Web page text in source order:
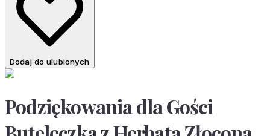
Dodaj do ulubionych
Podziękowania dla Gości